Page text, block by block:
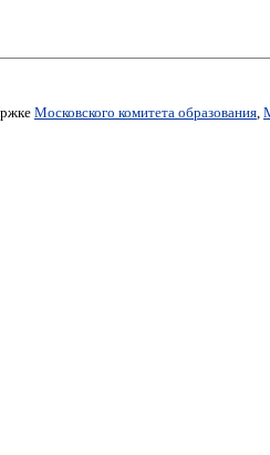
Московского комитета образования,